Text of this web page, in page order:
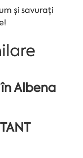
și savurați
Albena